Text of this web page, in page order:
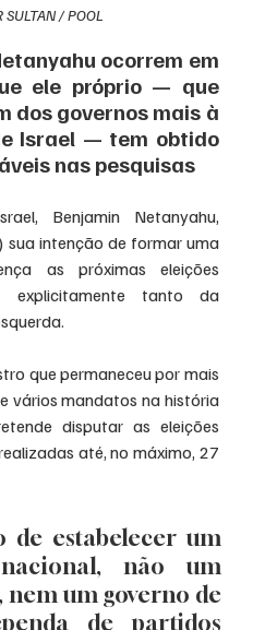
/ POOL
ocorrem em
ele próprio — que
dos governos mais à
Israel — tem obtido
nas pesquisas
Benjamin Netanyahu,
sua intenção de formar uma
as próximas eleições
explicitamente tanto da
que permaneceu por mais
vários mandatos na história
disputar as eleições
até, no máximo, 27
de estabelecer um
não um
um governo de
de partidos